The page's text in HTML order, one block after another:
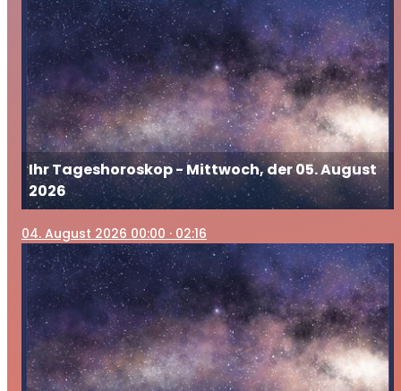
Ihr Tageshoroskop - Mittwoch, der 05. August
2026
04. August 2026 00:00 · 02:16